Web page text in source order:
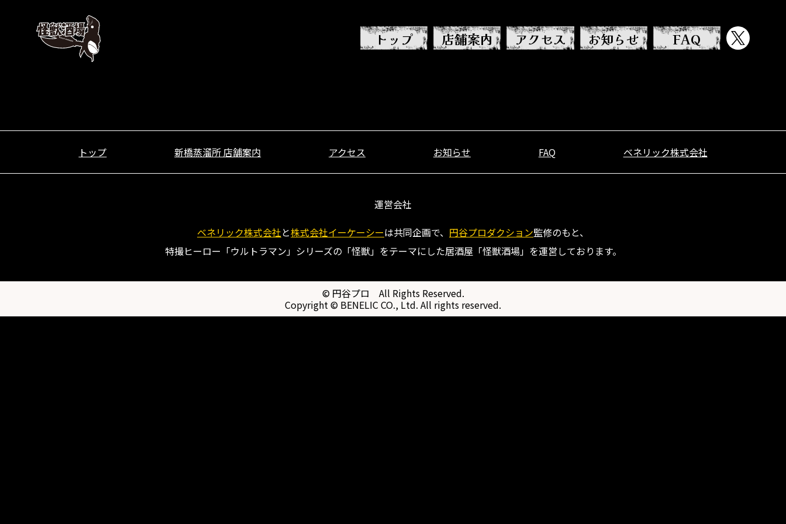
トップ 店舗案内 アクセス お知らせ FAQ
2025年7月11日
ジャミラ「酒場の番人 真実の口 ラム肉ミートパイ」
トップ 新橋蒸溜所 店舗案内 アクセス お知らせ FAQ ベネリック株式会社
運営会社
ベネリック株式会社と株式会社イーケーシーは共同企画で、 円谷プロダクション監修のもと、
特撮ヒーロー「ウルトラマン」シリーズの「怪獣」をテーマにした居酒屋「怪獣酒場」を運営しております。
© 円谷プロ All Rights Reserved.
Copyright © BENELIC CO., Ltd. All rights reserved.